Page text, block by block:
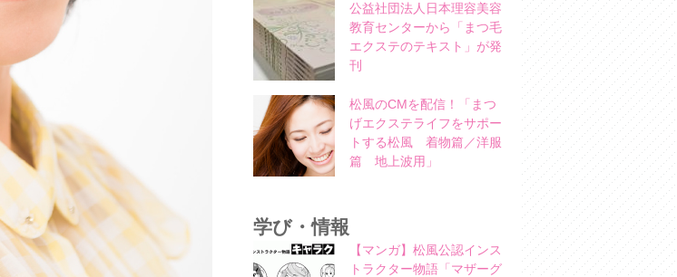
公益社団法人日本理容美容
教育センターから「まつ毛
エクステのテキスト」が発
刊
松風のCMを配信！「まつ
げエクステライフをサポー
トする松風 着物篇／洋服
篇 地上波用」
学び・情報
【マンガ】松風公認インス
トラクター物語「マザーグ